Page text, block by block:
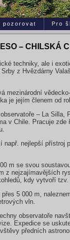
pozorovat Pro
– CHILSKÁ
techniky, ale i
z Hvězdárny
mezinárodní
je jejím členem od
– La Silla,
v Chile. Pracuje
např. nejlepší přístroj
m se svou
z nejzajímavějších
kdy vytvoří tzv.
5 000 m,
vln.
observatoře
Expedice se
předních